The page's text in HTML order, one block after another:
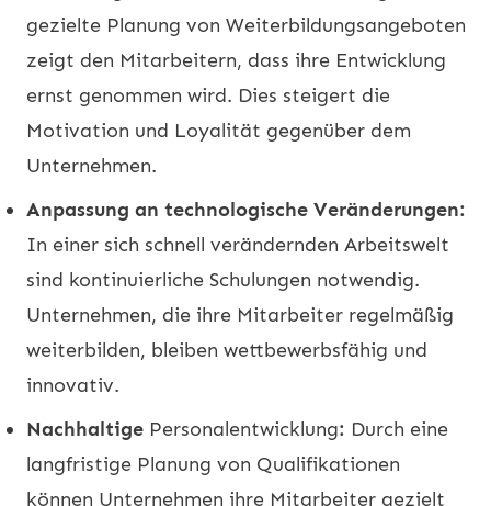
gezielte Planung von Weiterbildungsangeboten
zeigt den Mitarbeitern, dass ihre Entwicklung
ernst genommen wird. Dies steigert die
Motivation und Loyalität gegenüber dem
Unternehmen.
Anpassung an technologische Veränderungen:
In einer sich schnell verändernden Arbeitswelt
sind kontinuierliche Schulungen notwendig.
Unternehmen, die ihre Mitarbeiter regelmäßig
weiterbilden, bleiben wettbewerbsfähig und
innovativ.
Nachhaltige Personalentwicklung: Durch eine
langfristige Planung von Qualifikationen
können Unternehmen ihre Mitarbeiter gezielt